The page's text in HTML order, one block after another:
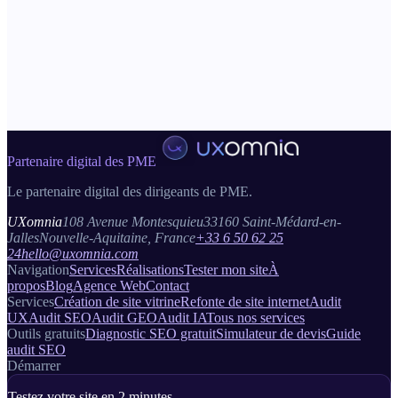
Partenaire digital des PME
Le partenaire digital des dirigeants de PME.
UXomnia108 Avenue Montesquieu33160 Saint-Médard-en-
JallesNouvelle-Aquitaine, France+33 6 50 62 25
24hello@uxomnia.com
NavigationServicesRéalisationsTester mon siteÀ
proposBlogAgence WebContact
ServicesCréation de site vitrineRefonte de site internetAudit
UXAudit SEOAudit GEOAudit IATous nos services
Outils gratuitsDiagnostic SEO gratuitSimulateur de devisGuide
audit SEO
Démarrer